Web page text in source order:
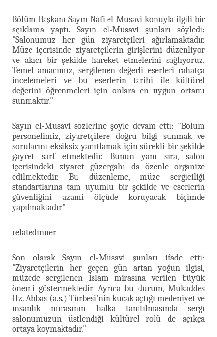
Bölüm Başkanı Sayın Nafi el-Musavi konuyla ilgili bir
açıklama yaptı. Sayın el-Musavi şunları söyledi:
"Salonumuz her gün ziyaretçileri ağırlamaktadır.
Müze içerisinde ziyaretçilerin girişlerini düzenliyor
ve akıcı bir şekilde hareket etmelerini sağlıyoruz.
Temel amacımız, sergilenen değerli eserleri rahatça
incelemeleri ve bu eserlerin tarihi ile kültürel
değerini öğrenmeleri için onlara en uygun ortamı
sunmaktır."
Sayın el-Musavi sözlerine şöyle devam etti: "Bölüm
personelimiz, ziyaretçilere doğru bilgi sunmak ve
sorularını eksiksiz yanıtlamak için sürekli bir şekilde
gayret sarf etmektedir. Bunun yanı sıra, salon
içerisindeki ziyaret güzergahı da özenle organize
edilmektedir. Bu düzenleme, müze sergiciliği
standartlarına tam uyumlu bir şekilde ve eserlerin
güvenliğini azami ölçüde koruyacak biçimde
yapılmaktadır."
relatedinner
Son olarak Sayın el-Musavi şunları ifade etti:
"Ziyaretçilerin her geçen gün artan yoğun ilgisi,
müzede sergilenen İslam mirasına verilen büyük
önemi göstermektedir. Ayrıca bu durum, Mukaddes
Hz. Abbas (a.s.) Türbesi'nin kucak açtığı medeniyet ve
insanlık mirasının halka tanıtılmasında sergi
salonumuzun üstlendiği kültürel rolü de açıkça
ortaya koymaktadır."